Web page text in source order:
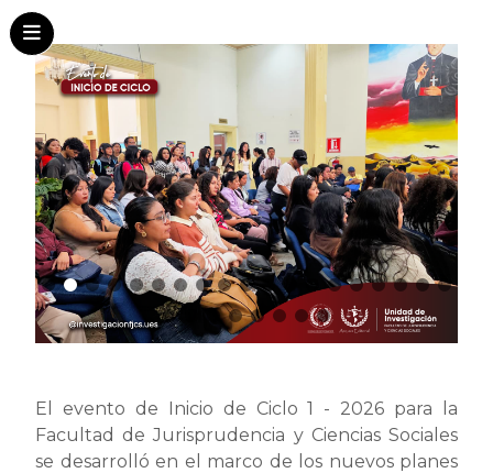
El evento de Inicio de Ciclo 1 - 2026 para la
Facultad de Jurisprudencia y Ciencias Sociales
se desarrolló en el marco de los nuevos planes